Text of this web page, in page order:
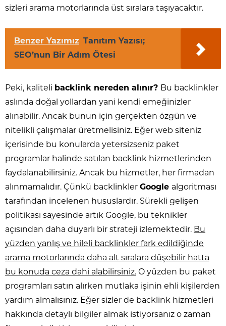
sizleri arama motorlarında üst sıralara taşıyacaktır.
Benzer Yazımız
Tanıtım Yazısı;
SEO’nun Bir Adım Ötesi
Peki, kaliteli backlink nereden alınır? Bu backlinkler
aslında doğal yollardan yani kendi emeğinizler
alınabilir. Ancak bunun için gerçekten özgün ve
nitelikli çalışmalar üretmelisiniz. Eğer web siteniz
içerisinde bu konularda yetersizseniz paket
programlar halinde satılan backlink hizmetlerinden
faydalanabilirsiniz. Ancak bu hizmetler, her firmadan
alınmamalıdır. Çünkü backlinkler Google algoritması
tarafından incelenen hususlardır. Sürekli gelişen
politikası sayesinde artık Google, bu teknikler
açısından daha duyarlı bir strateji izlemektedir. Bu
yüzden yanlış ve hileli backlinkler fark edildiğinde
arama motorlarında daha alt sıralara düşebilir hatta
bu konuda ceza dahi alabilirsiniz. O yüzden bu paket
programları satın alırken mutlaka işinin ehli kişilerden
yardım almalısınız. Eğer sizler de backlink hizmetleri
hakkında detaylı bilgiler almak istiyorsanız o zaman